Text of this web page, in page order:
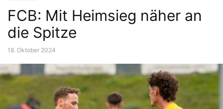
FCB: Mit Heimsieg näher an
die Spitze
18. Oktober 2024